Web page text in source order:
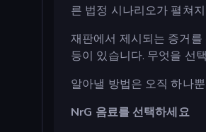
른 법정 시나리오가 펼쳐
재판에서 제시되는 증거를
등이 있습니다. 무엇을 선
알아낼 방법은 오직 하나
NrG 음료를 선택하세요